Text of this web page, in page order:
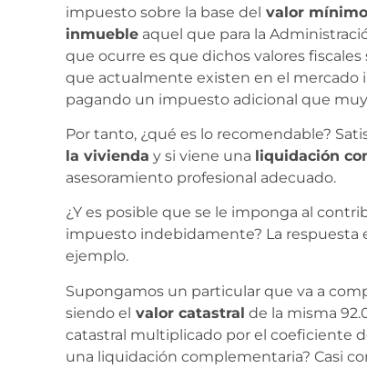
impuesto sobre la base del valor
inmueble aquel que para la
que ocurre es que dichos valores
que actualmente existen en el mercado
pagando un impuesto adicional que
Por tanto, ¿qué es lo recomendable?
la vivienda y si viene una liquidación
asesoramiento profesional adecuado.
¿Y es posible que se le imponga al
impuesto indebidamente? La respuesta
ejemplo.
Supongamos un particular que va a
siendo el valor catastral de la misma
catastral multiplicado por el coeficiente
una liquidación complementaria? Casi